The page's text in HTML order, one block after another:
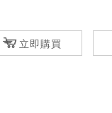
立即購買